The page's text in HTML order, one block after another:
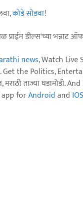
कोडे सोडवा!
प्राईम डील्स'च्या भन्नाट
news, Watch Live
the Politics,
मराठी ताज्या
app forAndroidand IOS